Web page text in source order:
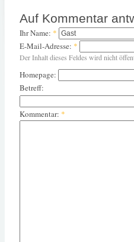
Auf Kommentar
Ihr Name: *
E-Mail-Adresse: *
Der Inhalt dieses Feldes wird nicht
Homepage:
Betreff:
Kommentar: *